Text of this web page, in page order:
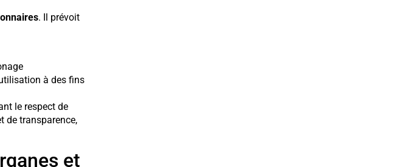
. Il prévoit
à des fins
le respect de
de transparence,
et